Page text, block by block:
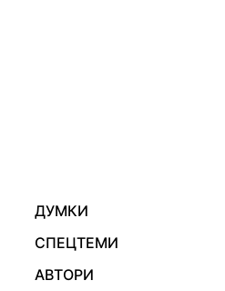
ДУМКИ
СПЕЦТЕМИ
АВТОРИ